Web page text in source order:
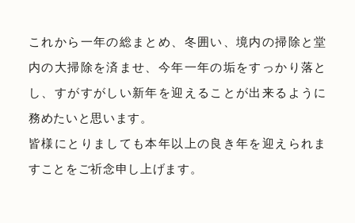
これから一年の総まとめ、冬囲い、境内の掃除と堂
内の大掃除を済ませ、今年一年の垢をすっかり落と
し、すがすがしい新年を迎えることが出来るように
務めたいと思います。
皆様にとりましても本年以上の良き年を迎えられま
すことをご祈念申し上げます。